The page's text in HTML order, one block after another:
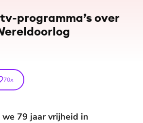
programma’s over
70x
79 jaar vrijheid in